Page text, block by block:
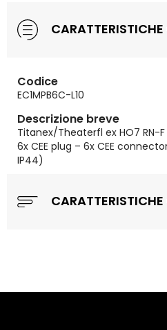
CARATTERISTICHE
Codice
EC1MPB6C-L10
Descrizione breve
Titanex/Theaterfl ex HO7 RN-F
6x CEE plug – 6x CEE
IP44)